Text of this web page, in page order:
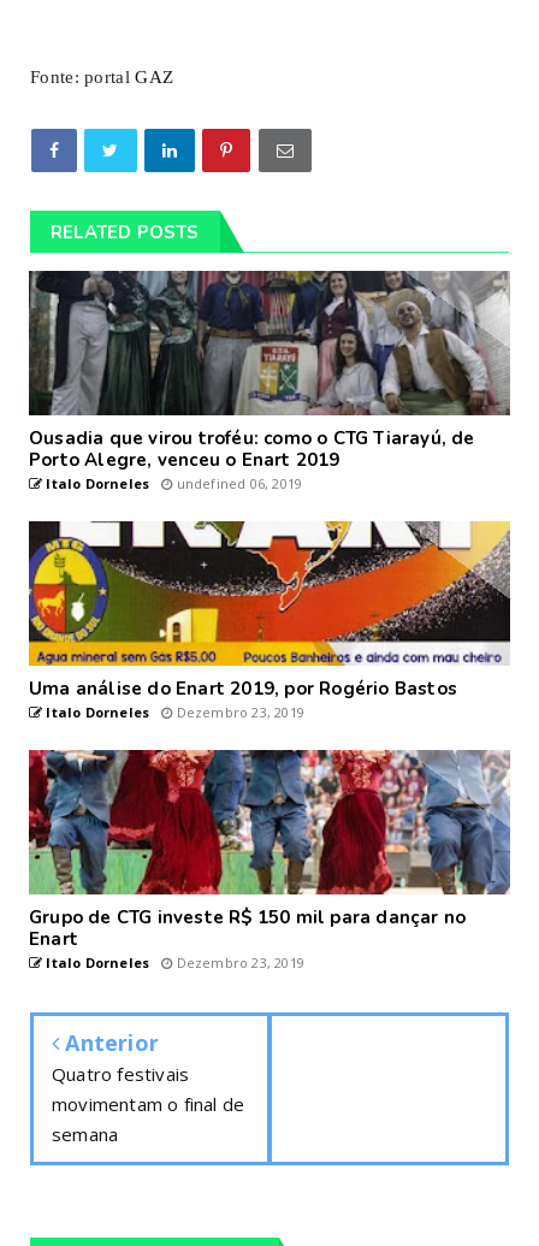
Fonte: portalGAZ
RELATED POSTS
Ousadia que virou troféu: como o CTG Tiarayú, de
Porto Alegre, venceu o Enart 2019
Italo Dorneles undefined 06, 2019
Uma análise do Enart 2019, por Rogério Bastos
Italo Dorneles Dezembro 23, 2019
Grupo de CTG investe R$ 150 mil para dançar no
Enart
Italo Dorneles Dezembro 23, 2019
Anterior
Quatro festivais
movimentam o final de
semana